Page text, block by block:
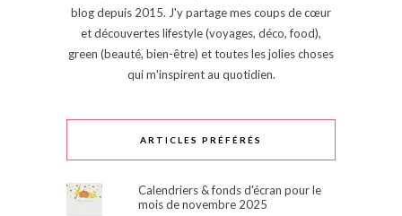
blog depuis 2015. J'y partage mes coups de cœur
et découvertes lifestyle (voyages, déco, food),
green (beauté, bien-être) et toutes les jolies choses
qui m'inspirent au quotidien.
ARTICLES PRÉFÉRÉS
Calendriers & fonds d'écran pour le
mois de novembre 2025